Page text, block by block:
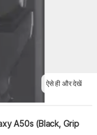
ऐसे ही और देखें
A50s (Black, Grip